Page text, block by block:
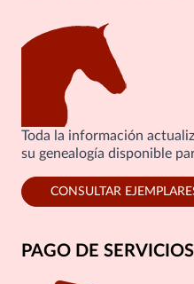
Toda la información
su genealogía disponible
CONSULTAR
PAGO DE SERVICIOS